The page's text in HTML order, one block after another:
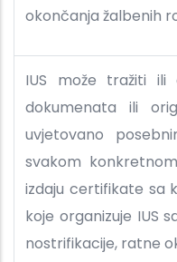
okončanja žalbenih
IUS može tražiti ili
dokumenata ili
uvjetovano
svakom
izdaju certifikate sa
koje organizuje IUS
nostrifikacije, ratne